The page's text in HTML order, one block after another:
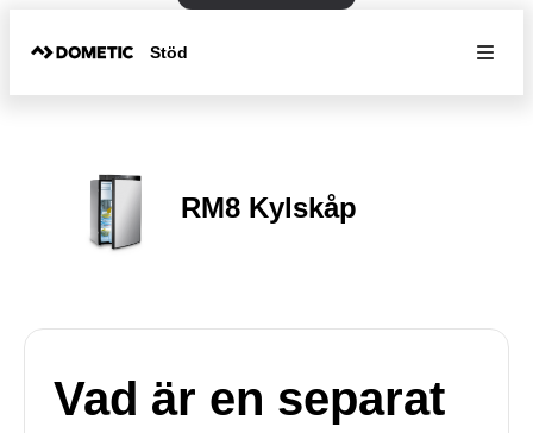
Stöd
RM8 Kylskåp
Vad är en separat